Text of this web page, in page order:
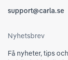
support@carla.se
Nyhetsbrev
Få nyheter, tips